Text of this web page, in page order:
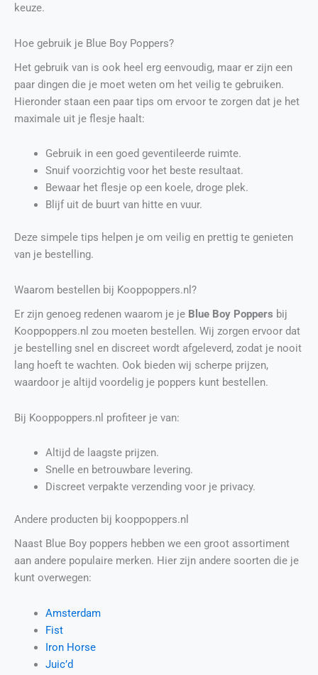
keuze.
Hoe gebruik je Blue Boy Poppers?
Het gebruik van is ook heel erg eenvoudig, maar er zijn een
paar dingen die je moet weten om het veilig te gebruiken.
Hieronder staan een paar tips om ervoor te zorgen dat je het
maximale uit je flesje haalt:
Gebruik in een goed geventileerde ruimte.
Snuif voorzichtig voor het beste resultaat.
Bewaar het flesje op een koele, droge plek.
Blijf uit de buurt van hitte en vuur.
Deze simpele tips helpen je om veilig en prettig te genieten
van je bestelling.
Waarom bestellen bij Kooppoppers.nl?
Er zijn genoeg redenen waarom je je Blue Boy Poppers bij
Kooppoppers.nl zou moeten bestellen. Wij zorgen ervoor dat
je bestelling snel en discreet wordt afgeleverd, zodat je nooit
lang hoeft te wachten. Ook bieden wij scherpe prijzen,
waardoor je altijd voordelig je poppers kunt bestellen.
Bij Kooppoppers.nl profiteer je van:
Altijd de laagste prijzen.
Snelle en betrouwbare levering.
Discreet verpakte verzending voor je privacy.
Andere producten bij kooppoppers.nl
Naast Blue Boy poppers hebben we een groot assortiment
aan andere populaire merken. Hier zijn andere soorten die je
kunt overwegen:
Amsterdam
Fist
Iron Horse
Juic’d